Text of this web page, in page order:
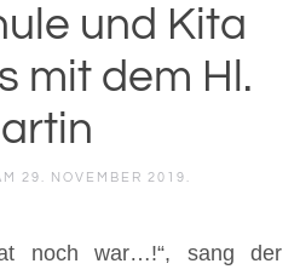
und Kita
mit dem Hl.
29. NOVEMBER 2019
noch war…!“, sang der